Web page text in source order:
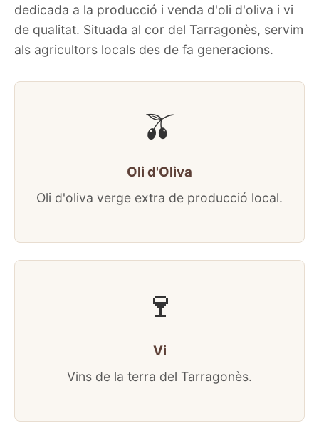
dedicada a la producció i venda d'oli d'oliva i vi
de qualitat. Situada al cor del Tarragonès, servim
als agricultors locals des de fa generacions.
🫒
Oli d'Oliva
Oli d'oliva verge extra de producció local.
🍷
Vi
Vins de la terra del Tarragonès.